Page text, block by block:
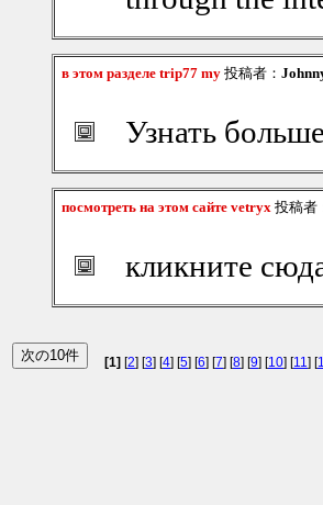
в этом разделе trip77 my 投稿者：
Узнать
посмотреть на этом сайте vetryx 投稿者
кликните
[1] [2] [3] [4] [5] [6] [7] [8] [9] [10] [11] [